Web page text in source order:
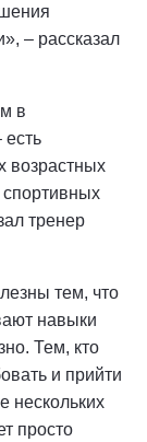
– рассказал
в
есть
возрастных
спортивных
тренер
тем, что
навыки
Тем, кто
и прийти
нескольких
просто